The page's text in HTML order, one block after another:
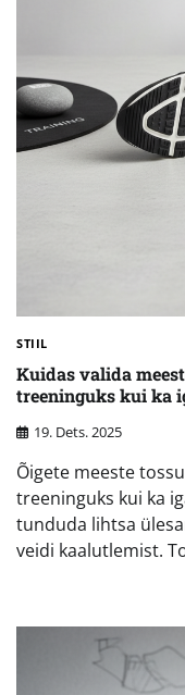
STIIL
Kuidas valida
treeninguks kui ka
19. Dets. 2025
Õigete meeste
treeninguks kui ka
tunduda lihtsa
veidi kaalutlemist.